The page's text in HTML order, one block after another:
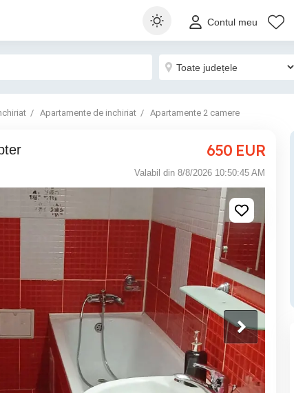
Contul meu
Apartamente de inchiriat Apartamente 2 camere
650 EUR
Valabil din 8/8/2026 10:50:45 AM